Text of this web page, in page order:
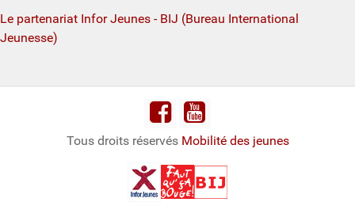
Le partenariat Infor Jeunes - BIJ (Bureau International
Jeunesse)
Tous droits réservés Mobilité des jeunes